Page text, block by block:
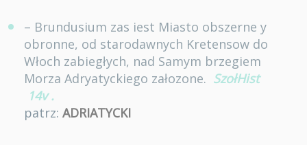
– Brundusium zas iest Miasto obszerne y
obronne, od starodawnych Kretensow do
Włoch zabiegłych, nad Samym brzegiem
Morza Adryatyckiego załozone. SzołHist
14v .
patrz: ADRIATYCKI